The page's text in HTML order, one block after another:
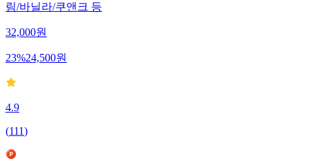
림/바닐라/쿠앤크 등
32,000원
23%24,500원
4.9
(111)